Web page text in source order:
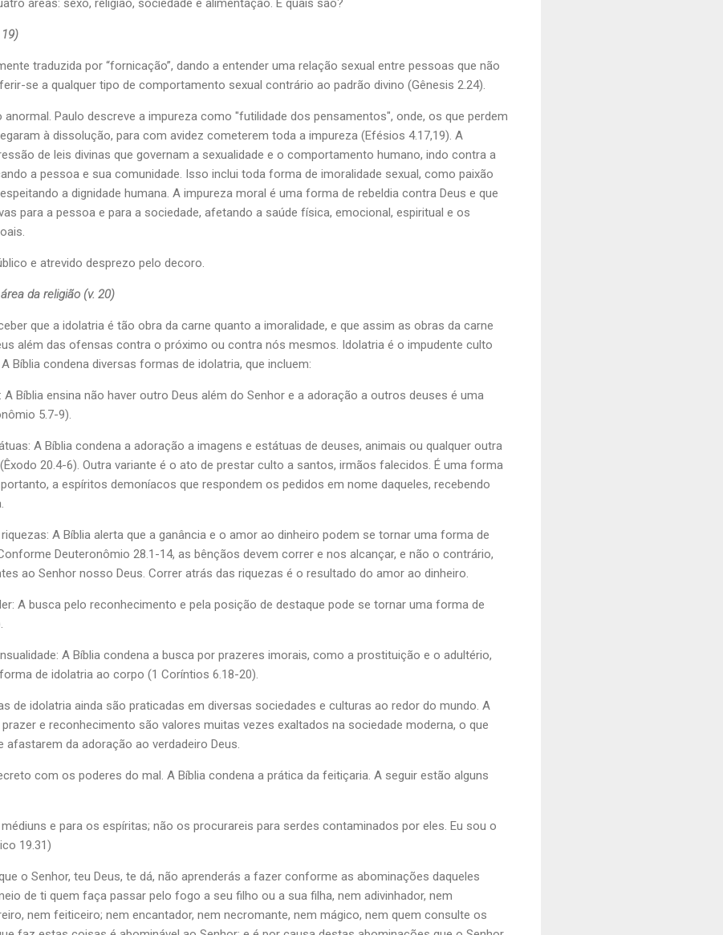
áreas: sexo, religião, sociedade e alimentação. E quais são?
traduzida por “fornicação”, dando a entender uma relação sexual entre pessoas que não
se a qualquer tipo de comportamento sexual contrário ao padrão divino (Gênesis 2.24).
Paulo descreve a impureza como "futilidade dos pensamentos", onde, os que perdem
à dissolução, para com avidez cometerem toda a impureza (Efésios 4.17,19). A
de leis divinas que governam a sexualidade e o comportamento humano, indo contra a
a pessoa e sua comunidade. Isso inclui toda forma de imoralidade sexual, como paixão
a dignidade humana. A impureza moral é uma forma de rebeldia contra Deus e que
para a pessoa e para a sociedade, afetando a saúde física, emocional, espiritual e os
e atrevido desprezo pelo decoro.
da religião (v. 20)
que a idolatria é tão obra da carne quanto a imoralidade, e que assim as obras da carne
além das ofensas contra o próximo ou contra nós mesmos. Idolatria é o impudente culto
Bíblia condena diversas formas de idolatria, que incluem:
Bíblia ensina não haver outro Deus além do Senhor e a adoração a outros deuses é uma
5.7-9).
A Bíblia condena a adoração a imagens e estátuas de deuses, animais ou qualquer outra
20.4-6). Outra variante é o ato de prestar culto a santos, irmãos falecidos. É uma forma
a espíritos demoníacos que respondem os pedidos em nome daqueles, recebendo
A Bíblia alerta que a ganância e o amor ao dinheiro podem se tornar uma forma de
Deuteronômio 28.1-14, as bênçãos devem correr e nos alcançar, e não o contrário,
ao Senhor nosso Deus. Correr atrás das riquezas é o resultado do amor ao dinheiro.
A busca pelo reconhecimento e pela posição de destaque pode se tornar uma forma de
A Bíblia condena a busca por prazeres imorais, como a prostituição e o adultério,
de idolatria ao corpo (1 Coríntios 6.18-20).
de idolatria ainda são praticadas em diversas sociedades e culturas ao redor do mundo. A
e reconhecimento são valores muitas vezes exaltados na sociedade moderna, o que
afastarem da adoração ao verdadeiro Deus.
com os poderes do mal. A Bíblia condena a prática da feitiçaria. A seguir estão alguns
e para os espíritas; não os procurareis para serdes contaminados por eles. Eu sou o
19.31)
o Senhor, teu Deus, te dá, não aprenderás a fazer conforme as abominações daqueles
de ti quem faça passar pelo fogo a seu filho ou a sua filha, nem adivinhador, nem
nem feiticeiro; nem encantador, nem necromante, nem mágico, nem quem consulte os